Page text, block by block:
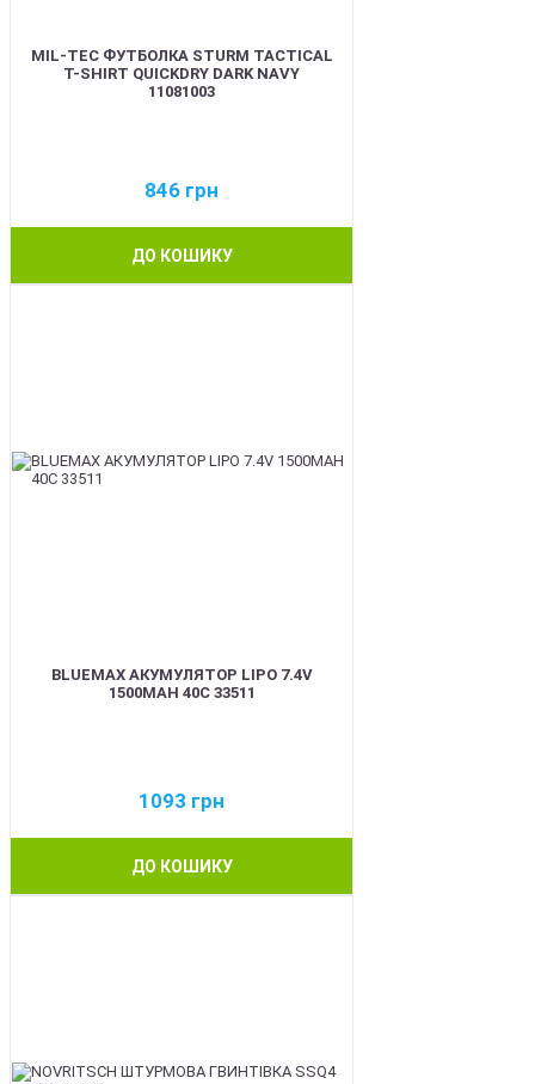
MIL-TEC ФУТБОЛКА STURM TACTICAL
T-SHIRT QUICKDRY DARK NAVY
11081003
846 грн
ДО КОШИКУ
BLUEMAX АКУМУЛЯТОР LIPO 7.4V
1500MAH 40C 33511
1093 грн
ДО КОШИКУ